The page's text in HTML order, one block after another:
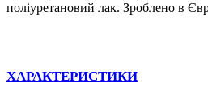
поліуретановий лак. Зроблено в
ХАРАКТЕРИСТИКИ